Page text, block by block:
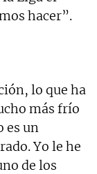
hacer”.
lo que ha
más frío
es un
Yo le he
de los